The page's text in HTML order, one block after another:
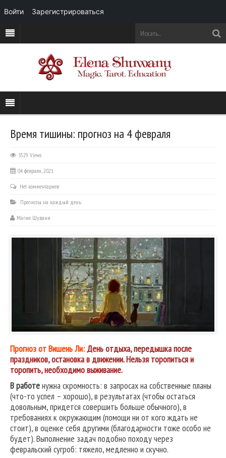
Время тишины: прогноз на 4 февраля
3529 Views
04 февраля, 2021
Нет комментариев
Прогнозы на каждый день
Магия Шувани
Прогноз от Вишень Ли: День отдыха, передышка после
праздников, остановка в движении. Нельзя торопиться и
торопить, необходимо выживание.
В работенужна скромность: в запросах на собственные планы
(что-то успел – хорошо), в результатах (чтобы остаться
довольным, придется совершить больше обычного), в
требованиях к окружающим (помощи ни от кого ждать не
стоит), в оценке себя другими (благодарности тоже особо не
будет). Выполнение задач подобно походу через
февральский сугроб: тяжело, медленно и скучно.
Войти Зарегистрироваться